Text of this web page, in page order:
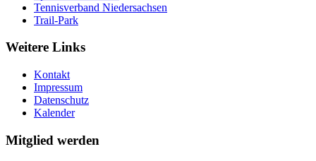
Tennisverband Niedersachsen
Trail-Park
Weitere Links
Kontakt
Impressum
Datenschutz
Kalender
Mitglied werden